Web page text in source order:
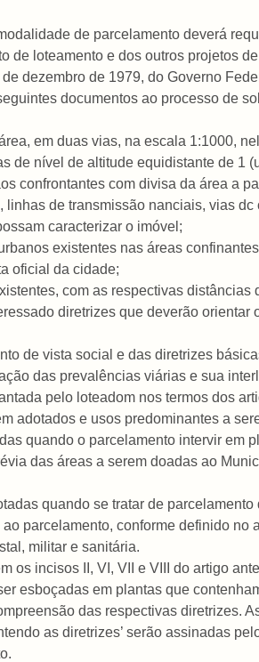
de parcelamento deverá
de loteamento e dos outros projetos
dezembro de 1979, do Governo
documentos ao processo de
em duas vias, na escala 1:1000,
de nível de altitude equidistante de 1
confrontantes com divisa da área a
linhas de transmissão nanciais, vias
caracterizar o imóvel;
existentes nas áreas
oficial da cidade;
com as respectivas distâncias
diretrizes que deverão
de vista social e das diretrizes
das prevalências viárias e sua
pelo loteadom nos termos dos
adotados e usos predominantes a
quando o parcelamento intervir em
áreas a serem doadas ao
quando se tratar de
parcelamento, conforme definido no
militar e sanitária.
os incisos II, VI, VII e VIII do artigo
esboçadas em plantas que
das respectivas diretrizes.
as diretrizes’ serão assinadas